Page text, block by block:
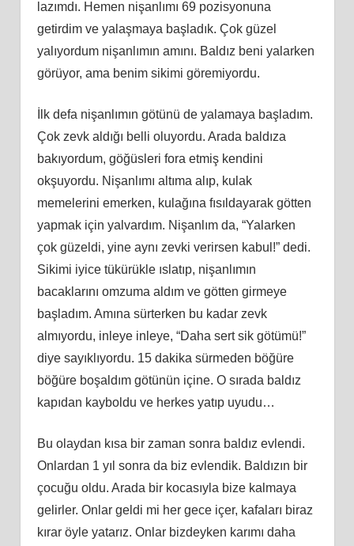
lazımdı. Hemen nişanlımı 69 pozisyonuna
getirdim ve yalaşmaya başladık. Çok güzel
yalıyordum nişanlımın amını. Baldız beni yalarken
görüyor, ama benim sikimi göremiyordu.
İlk defa nişanlımın götünü de yalamaya başladım.
Çok zevk aldığı belli oluyordu. Arada baldıza
bakıyordum, göğüsleri fora etmiş kendini
okşuyordu. Nişanlımı altıma alıp, kulak
memelerini emerken, kulağına fısıldayarak götten
yapmak için yalvardım. Nişanlım da, “Yalarken
çok güzeldi, yine aynı zevki verirsen kabul!” dedi.
Sikimi iyice tükürükle ıslatıp, nişanlımın
bacaklarını omzuma aldım ve götten girmeye
başladım. Amına sürterken bu kadar zevk
almıyordu, inleye inleye, “Daha sert sik götümü!”
diye sayıklıyordu. 15 dakika sürmeden böğüre
böğüre boşaldım götünün içine. O sırada baldız
kapıdan kayboldu ve herkes yatıp uyudu…
Bu olaydan kısa bir zaman sonra baldız evlendi.
Onlardan 1 yıl sonra da biz evlendik. Baldızın bir
çocuğu oldu. Arada bir kocasıyla bize kalmaya
gelirler. Onlar geldi mi her gece içer, kafaları biraz
kırar öyle yatarız. Onlar bizdeyken karımı daha